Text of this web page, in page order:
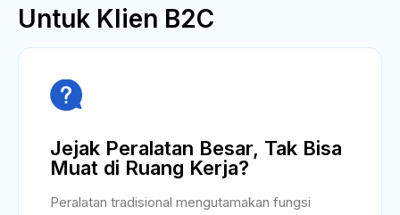
Untuk Klien B2C

Jejak Peralatan Besar, Tak Bisa
Muat di Ruang Kerja?
Peralatan tradisional mengutamakan fungsi